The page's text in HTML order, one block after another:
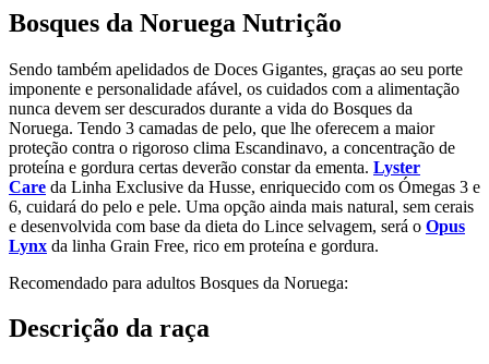
Bosques da Noruega Nutrição
Sendo também apelidados de Doces Gigantes, graças ao seu porte
imponente e personalidade afável, os cuidados com a alimentação
nunca devem ser descurados durante a vida do Bosques da
Noruega. Tendo 3 camadas de pelo, que lhe oferecem a maior
proteção contra o rigoroso clima Escandinavo, a concentração de
proteína e gordura certas deverão constar da ementa. Lyster
Care da Linha Exclusive da Husse, enriquecido com os Ómegas 3 e
6, cuidará do pelo e pele. Uma opção ainda mais natural, sem cerais
e desenvolvida com base da dieta do Lince selvagem, será o Opus
Lynx da linha Grain Free, rico em proteína e gordura.
Recomendado para adultos Bosques da Noruega:
Descrição da raça